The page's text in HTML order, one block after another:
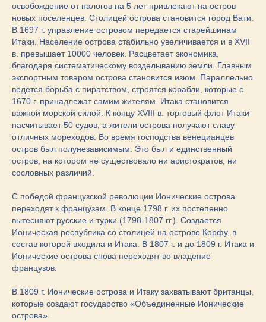
освобождение от налогов на 5 лет привлекают на остров
новых поселенцев. Столицей острова становится город Вати.
В 1697 г. управление островом передается старейшинам
Итаки. Население острова стабильно увеличивается и в XVII
в. превышает 10000 человек. Расцветает экономика,
благодаря систематическому возделыванию земли. Главным
экспортным товаром острова становится изюм. Параллельно
ведется борьба с пиратством, строятся корабли, которые с
1670 г. принадлежат самим жителям. Итака становится
важной морской силой. К концу XVIII в. торговый флот Итаки
насчитывает 50 судов, а жители острова получают славу
отличных мореходов. Во время господства венецианцев
остров был полунезависимым. Это был и единственный
остров, на котором не существовало ни аристократов, ни
сословных различий.
С победой французской революции Ионические острова
переходят к французам. В конце 1798 г. их постепенно
вытесняют русские и турки (1798-1807 гг.). Создается
Ионическая республика со столицей на острове Корфу, в
состав которой входила и Итака. В 1807 г. и до 1809 г. Итака и
Ионические острова снова переходят во владение
французов.
В 1809 г. Ионические острова и Итаку захватывают британцы,
которые создают государство «Объединенные Ионические
острова».